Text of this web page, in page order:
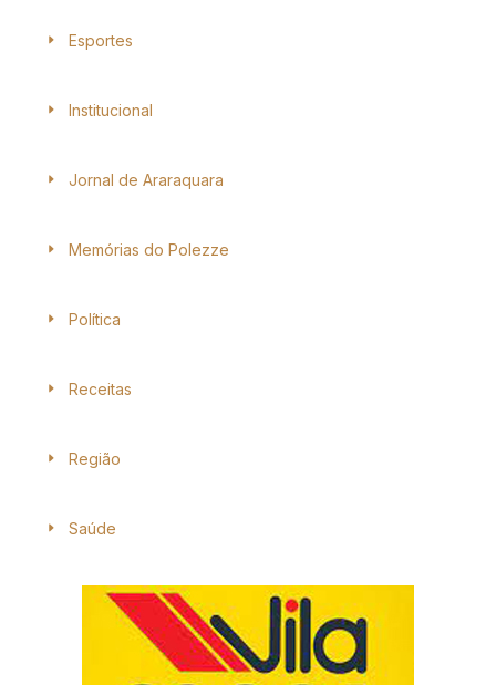
Esportes
Institucional
Jornal de Araraquara
Memórias do Polezze
Política
Receitas
Região
Saúde